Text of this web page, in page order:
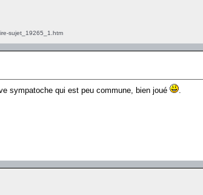
sujet_19265_1.htm
sympatoche qui est peu commune, bien joué